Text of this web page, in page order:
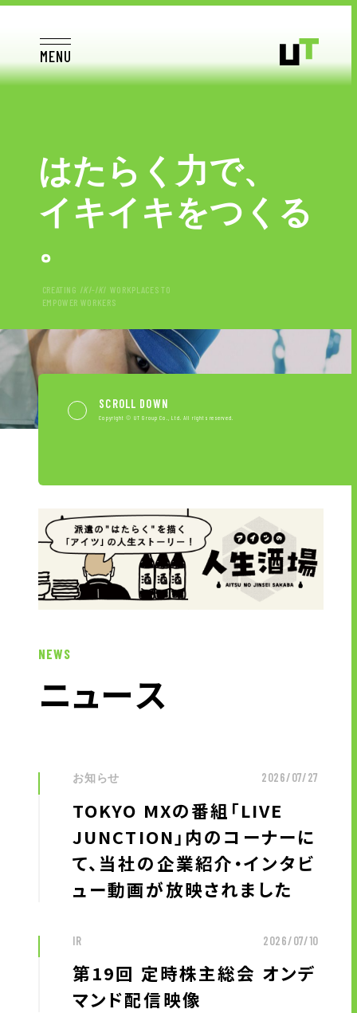
MENU
TOP
お仕事をお探しの方へTOP
はたらく人への想い
UTグループの歩み
キャリア形成支援
企業のご担当者様へ
事例紹介
サービスに関するお問い合わせ
お問い合わせ・ご相談
人材派遣・請負に関して
WEB お問い合わせ
資料請求
中途採用に関して
投資家情報に関して
PR・ホームページに関して
はた ら く 力で、
イ キイ キをつ く る
。
CREATING IKI-IKI WORKPLACES TO
EMPOWER WORKERS
SCROLL DOWN
Copyright © UT Group Co., Ltd. All rights reserved.
NEWS
ニュース
お知らせ 2026/07/27
TOKYO MXの番組「LIVE
JUNCTION」内のコーナーに
て、当社の企業紹介・インタビ
ュー動画が放映されました
IR 2026/07/10
第19回 定時株主総会 オンデ
マンド配信映像